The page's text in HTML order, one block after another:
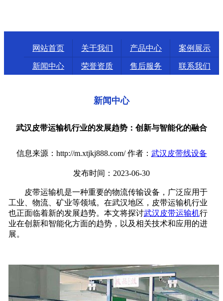
网站首页 关于我们 产品中心 案例展示
新闻中心 荣誉资质 售后服务 联系我们
新闻中心
武汉皮带运输机行业的发展趋势：创新与智能化的融合
信息来源：http://m.xtjkj888.com/ 作者： 武汉皮带线设备
发布时间：2023-06-30
皮带运输机是一种重要的物流传输设备，广泛应用于
工业、物流、矿业等领域。在武汉地区，皮带运输机行业
也正面临着新的发展趋势。本文将探讨武汉皮带运输机行
业在创新和智能化方面的趋势，以及相关技术和应用的进
展。